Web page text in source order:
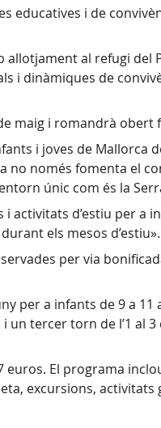
educatives i de
allotjament al refugi del
i dinàmiques de
maig i romandrà obert
i joves de Mallorca
no només fomenta el
únic com és la
activitats d’estiu per a
els mesos d’estiu».
per via
per a infants de 9 a 11
un tercer torn de l’1 al
euros. El programa
excursions, activitats